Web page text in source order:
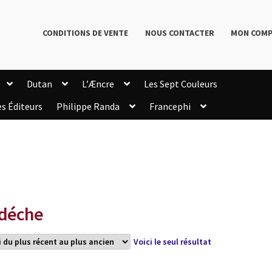
CONDITIONS DE VENTE NOUS CONTACTER MON
Dutan L’Æncre
Les Sept Couleurs
Éditeurs Philippe Randa
Francephi
Voici le seul résultat